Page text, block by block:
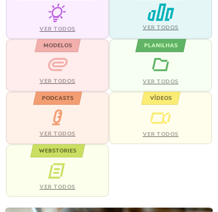
VER TODOS VER TODOS
MODELOS
VER TODOS
PLANILHAS
VER TODOS
PODCASTS
VER TODOS
VÍDEOS
VER TODOS
WEBSTORIES
VER TODOS